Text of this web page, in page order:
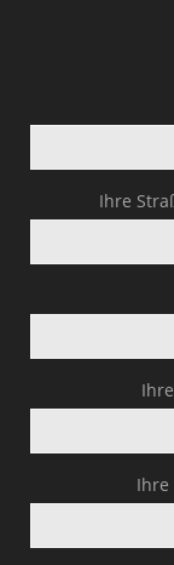
Ihre
Ihre